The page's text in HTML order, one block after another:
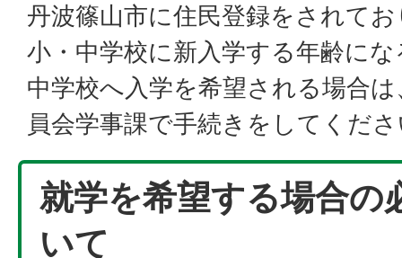
丹波篠山市に住民登録をされて
小・中学校に新入学する年齢に
中学校へ入学を希望される場合
員会学事課で手続きをしてくだ
就学を希望する場合の
いて